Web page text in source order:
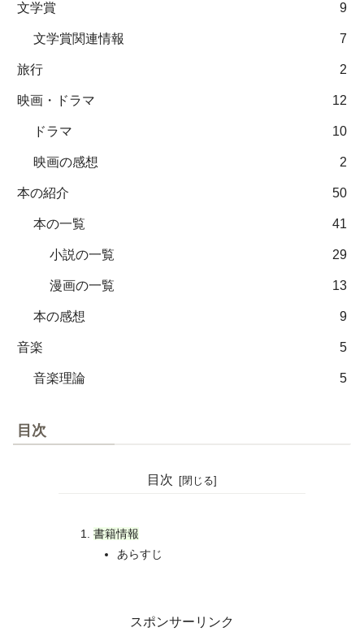
文学賞 9
文学賞関連情報 7
旅行 2
映画・ドラマ 12
ドラマ 10
映画の感想 2
本の紹介 50
本の一覧 41
小説の一覧 29
漫画の一覧 13
本の感想 9
音楽 5
音楽理論 5
目次
目次
書籍情報
あらすじ
スポンサーリンク